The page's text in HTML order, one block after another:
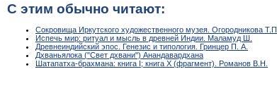
С этим обычно читают:
Сокровища Иркутского художественного музея. Огородникова Т.П.
Испечь мир: ритуал и мысль в древней Индии. Маламуд Ш.
Древнеиндийский эпос. Генезис и типология. Гринцер П. А.
Дхваньялока ("Свет дхвани") Анандавардхана
Шатапатха-брахмана: книга I; книга X (фрагмент). Романов В.Н.